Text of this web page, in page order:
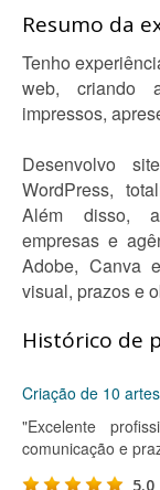
Resumo da
Tenho
web, criando
impressos,
Desenvolvo
WordPress,
Além disso,
empresas e
Adobe, Canva
visual, prazos e
Histórico de
Criação de 10
"Excelente
comunicação e
5.0